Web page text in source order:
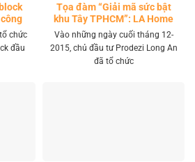
chức
đầu
Tọa đàm “Giải mã sức bật
khu Tây TPHCM”: LA Home
khai mở tọa độ đầu tư mới
Vào những ngày cuối tháng 12-
2015, chủ đầu tư Prodezi Long An
đã tổ chức